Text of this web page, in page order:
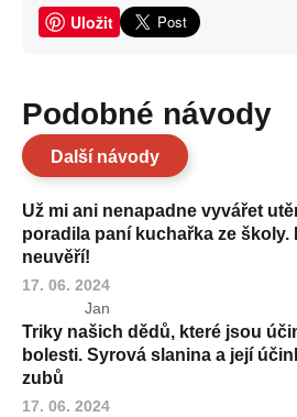
Uložit
Podobné návody
Další návody
Už mi ani nenapadne vyvářet
poradila paní kuchařka ze školy.
neuvěří!
17. 06. 2024
Jan
Triky našich dědů, které jsou
bolesti. Syrová slanina a její
zubů
17. 06. 2024